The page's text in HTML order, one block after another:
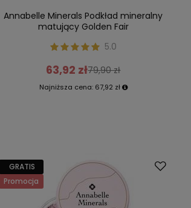
Annabelle Minerals Podkład mineralny
matujący Golden Fair
5.0
63,92 zł79,90 zł
Najniższa cena: 67,92 zł
GRATIS
Promocja